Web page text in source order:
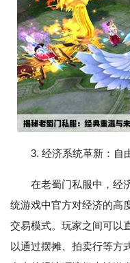
3. 经济系统革新：自
在老蜀门私服中，经
统游戏中官方对经济的高
交易模式。玩家之间可以
以通过摆摊、拍卖行等方